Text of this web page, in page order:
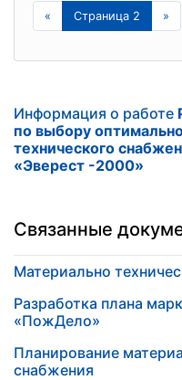
« Страница 2 »
Информация о работе
по выбору
технического
«Эверест -2000»
Связанные
Материально
Разработка плана
«ПожДело»
Планирование
снабжения